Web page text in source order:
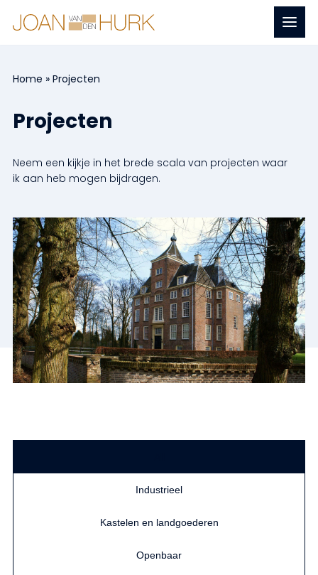
hoofdinhoud
Home
Menu
Home » Projecten
Projecten
Neem een kijkje in het brede scala van projecten waar
ik aan heb mogen bijdragen.
Industrieel
Kastelen en landgoederen
Openbaar